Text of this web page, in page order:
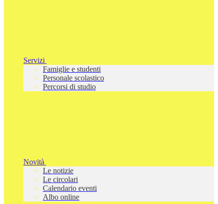
Servizi
Famiglie e studenti
Personale scolastico
Percorsi di studio
Novità
Le notizie
Le circolari
Calendario eventi
Albo online